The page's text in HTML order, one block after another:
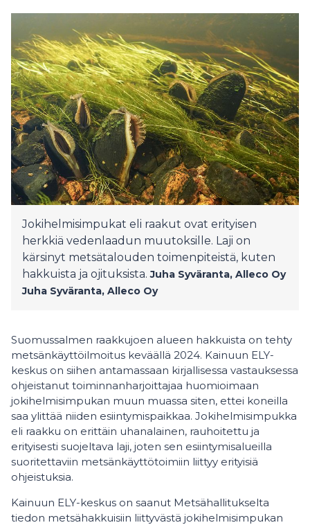
Jokihelmisimpukat eli raakut ovat erityisen
herkkiä vedenlaadun muutoksille. Laji on
kärsinyt metsätalouden toimenpiteistä, kuten
hakkuista ja ojituksista. Juha Syväranta, Alleco Oy
Juha Syväranta, Alleco Oy
Suomussalmen raakkujoen alueen hakkuista on tehty
metsänkäyttöilmoitus keväällä 2024. Kainuun ELY-
keskus on siihen antamassaan kirjallisessa vastauksessa
ohjeistanut toiminnanharjoittajaa huomioimaan
jokihelmisimpukan muun muassa siten, ettei koneilla
saa ylittää niiden esiintymispaikkaa. Jokihelmisimpukka
eli raakku on erittäin uhanalainen, rauhoitettu ja
erityisesti suojeltava laji, joten sen esiintymisalueilla
suoritettaviin metsänkäyttötoimiin liittyy erityisiä
ohjeistuksia.
Kainuun ELY-keskus on saanut Metsähallitukselta
tiedon metsähakkuisiin liittyvästä jokihelmisimpukan